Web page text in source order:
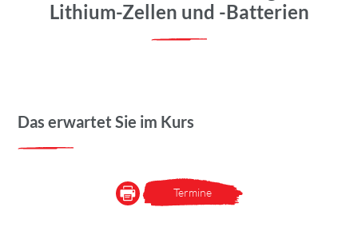
Lithium-Zellen und -Batterien
Das erwartet Sie im Kurs
Termine